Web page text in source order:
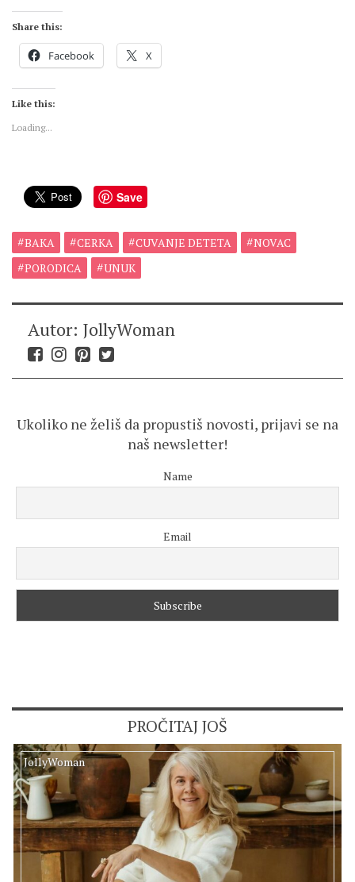
Share this:
Facebook X
Like this:
Loading...
Save
BAKA CERKA CUVANJE DETETA
NOVAC
PORODICA
UNUK
Autor: JollyWoman
Ukoliko ne želiš da propustiš novosti, prijavi se na
naš newsletter!
Name
Email
PROČITAJ JOŠ
JollyWoman